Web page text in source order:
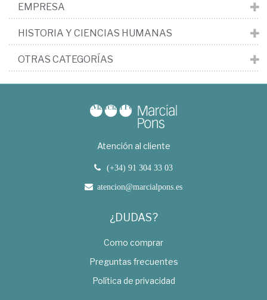
EMPRESA
HISTORIA Y CIENCIAS HUMANAS
OTRAS CATEGORÍAS
Atención al cliente
(+34) 91 304 33 03
atencion@marcialpons.es
¿DUDAS?
Como comprar
Preguntas frecuentes
Política de privacidad